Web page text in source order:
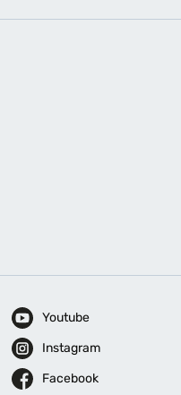
Youtube
Instagram
Facebook